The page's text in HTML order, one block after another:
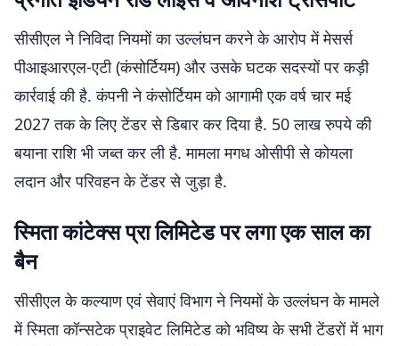
सीसीएल ने निविदा नियमों का उल्लंघन करने के आरोप में मेसर्स
पीआइआरएल-एटी (कंसोर्टियम) और उसके घटक सदस्यों पर कड़ी
कार्रवाई की है. कंपनी ने कंसोर्टियम को आगामी एक वर्ष चार मई
2027 तक के लिए टेंडर से डिबार कर दिया है. 50 लाख रुपये की
बयाना राशि भी जब्त कर ली है. मामला मगध ओसीपी से कोयला
लदान और परिवहन के टेंडर से जुड़ा है.
स्मिता कांटेक्स प्रा लिमिटेड पर लगा एक साल का
बैन
सीसीएल के कल्याण एवं सेवाएं विभाग ने नियमों के उल्लंघन के मामले
में स्मिता कॉन्सटेक प्राइवेट लिमिटेड को भविष्य के सभी टेंडरों में भाग